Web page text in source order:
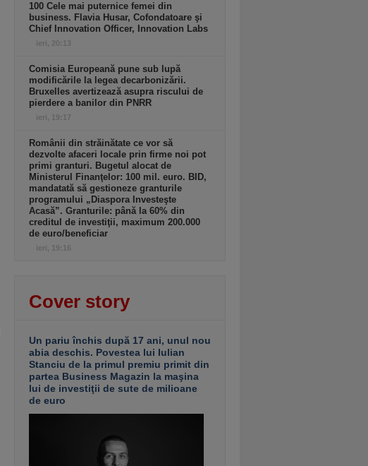
100 Cele mai puternice femei din
business. Flavia Husar, Cofondatoare şi
Chief Innovation Officer, Innovation Labs
ieri, 20:13
Comisia Europeană pune sub lupă
modificările la legea decarbonizării.
Bruxelles avertizează asupra riscului de
pierdere a banilor din PNRR
ieri, 19:17
Românii din străinătate ce vor să
dezvolte afaceri locale prin firme noi pot
primi granturi. Bugetul alocat de
Ministerul Finanţelor: 100 mil. euro. BID,
mandatată să gestioneze granturile
programului „Diaspora Investeşte
Acasă”. Granturile: până la 60% din
creditul de investiţii, maximum 200.000
de euro/beneficiar
ieri, 19:16
Cover story
Un pariu închis după 17 ani, unul nou
abia deschis. Povestea lui Iulian
Stanciu de la primul premiu primit din
partea Business Magazin la maşina
lui de investiţii de sute de milioane
de euro